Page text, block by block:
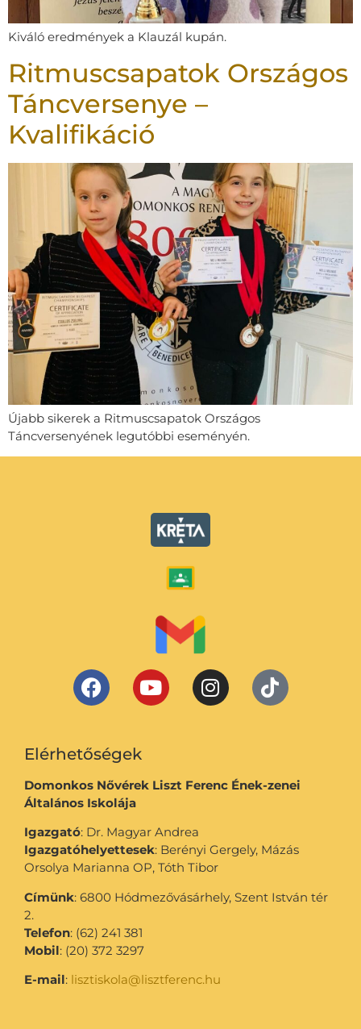
Kiváló eredmények a Klauzál kupán.
Ritmuscsapatok Országos
Táncversenye –
Kvalifikáció
Újabb sikerek a Ritmuscsapatok Országos
Táncversenyének legutóbbi eseményén.
Elérhetőségek
Domonkos Nővérek Liszt Ferenc Ének-zenei
Általános Iskolája
Igazgató: Dr. Magyar Andrea
Igazgatóhelyettesek: Berényi Gergely, Mázás
Orsolya Marianna OP, Tóth Tibor
Címünk: 6800 Hódmezővásárhely, Szent István tér
2.
Telefon: (62) 241 381
Mobil: (20) 372 3297
E-mail: lisztiskola@lisztferenc.hu